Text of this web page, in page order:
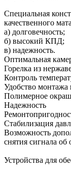
Специальная
качественного
а) долговечность;
б) высокий КПД;
в) надежность.
Оптимальная
Горелка из
Контроль
Удобство
Полимерное
Надежность
Стабилизация
Возможность
снятия сигнала об
Устройства для